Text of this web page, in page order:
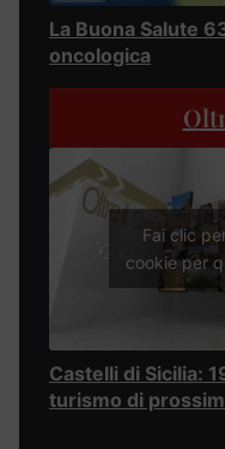
La Buona Salute
oncologica
Fai clic
cookie per
Castelli di Sicilia:
turismo di